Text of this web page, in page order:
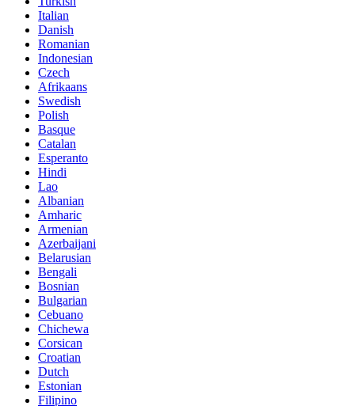
Italian
Danish
Romanian
Indonesian
Czech
Afrikaans
Swedish
Polish
Basque
Catalan
Esperanto
Hindi
Lao
Albanian
Amharic
Armenian
Azerbaijani
Belarusian
Bengali
Bosnian
Bulgarian
Cebuano
Chichewa
Corsican
Croatian
Dutch
Estonian
Filipino